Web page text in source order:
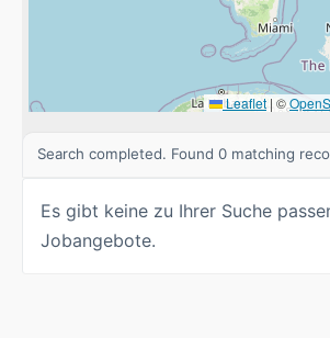
Leaflet | ©
Search completed. Found 0 matching
Es gibt keine zu Ihrer Suche
Jobangebote.